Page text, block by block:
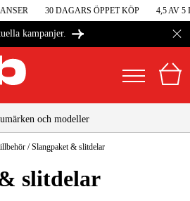
30 DAGARS ÖPPET KÖP 4,5 AV 5 I
kampanjer.
/Slangpaket & slitdelar
slitdelar